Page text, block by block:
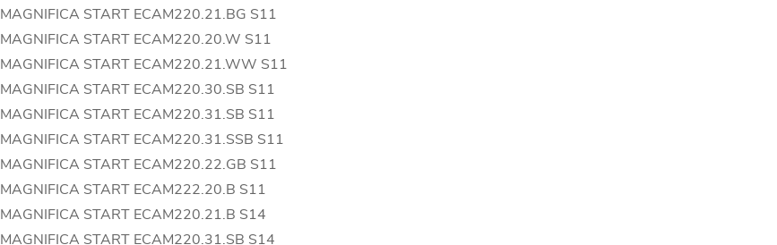
MAGNIFICA START ECAM220.21.BG S11
MAGNIFICA START ECAM220.20.W S11
MAGNIFICA START ECAM220.21.WW S11
MAGNIFICA START ECAM220.30.SB S11
MAGNIFICA START ECAM220.31.SB S11
MAGNIFICA START ECAM220.31.SSB S11
MAGNIFICA START ECAM220.22.GB S11
MAGNIFICA START ECAM222.20.B S11
MAGNIFICA START ECAM220.21.B S14
MAGNIFICA START ECAM220.31.SB S14